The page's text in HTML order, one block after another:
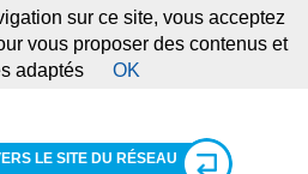
LE SITE DU RÉSEAU
sur ce site, vous acceptez
vous proposer des contenus et
adaptés
OK